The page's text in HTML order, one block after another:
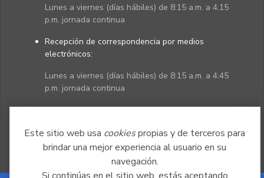
Este sitio web usa cookiespropias y de terceros para
brindar una mejor experiencia al usuario en su
navegación.
Lunes a viernes (días hábiles) de 8:15 a.m. a 4:15
p.m. jornada continua
Recepción de correspondencia por medios
electrónicos:
Lunes a viernes (días hábiles) de 8:15 a.m. a 4:45
p.m. jornada continua